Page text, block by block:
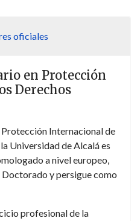
en Relaciones
en Protección
Derechos
Internacional de
Universidad de Alcalá es
a nivel europeo,
y persigue como
profesional de la